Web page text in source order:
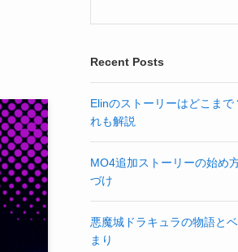
Recent Posts
Elinのストーリーはどこま
れも解説
MO4追加ストーリーの始め
づけ
悪魔城ドラキュラの物語と
まり